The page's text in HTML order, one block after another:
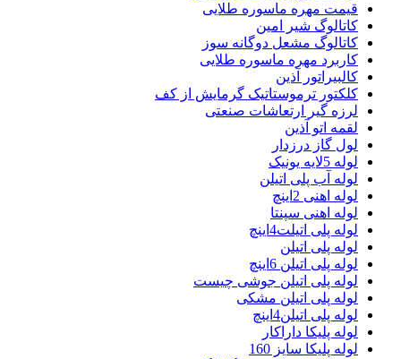
قیمت مهره ماسوره طلایی
کاتالوگ شیر امین
کاتالوگ مشعل دوگانه سوز
کاربرد مهره ماسوره طلایی
کالبیراتور آذین
کلکتور ترموستاتیک گرمایش از کف
لرزه گیر ارتعاشات صنعتی
لقمه اتو آذین
لول گاز درزدار
لوله 5لایه یونیک
لوله آب پلی اتیلن
لوله اهنی 2اینچ
لوله اهنی سپنتا
لوله پلی اتیلت4اینچ
لوله پلی اتیلن
لوله پلی اتیلن 6اینچ
لوله پلی اتیلن جوشی چیست
لوله پلی اتیلن مشکی
لوله پلی اتیلن4اینچ
لوله پلیکا داراکار
لوله پلیکا سایز 160